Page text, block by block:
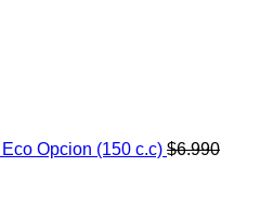
Opcion (150 c.c) $6.990